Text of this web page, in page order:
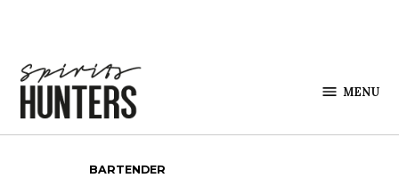
MENU
BARTENDER